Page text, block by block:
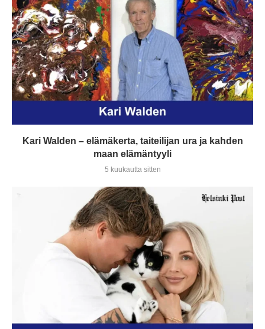
Kari Walden – elämäkerta, taiteilijan ura ja kahden
maan elämäntyyli
5 kuukautta sitten